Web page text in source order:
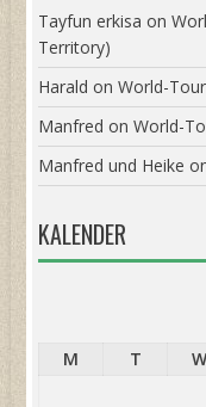
Tayfun erkisa on
Territory)
Harald onWorld-
Manfred onWorld-
Manfred und Heike
KALENDER
M T W